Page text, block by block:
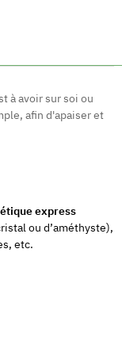
à avoir sur soi ou
afin d'apaiser et
express
ou d’améthyste),
etc.